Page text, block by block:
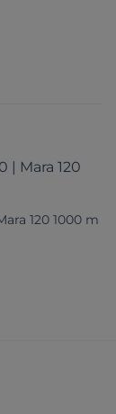
120 1000 m